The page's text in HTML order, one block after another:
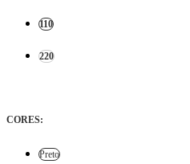
110
220
CORES:
Preto